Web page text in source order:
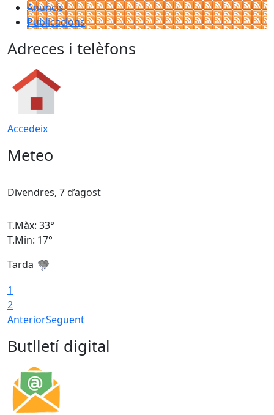
Anuncis
Publicacions
Adreces i telèfons
Accedeix
Meteo
Divendres, 7 d’agost
T.Màx: 33°
T.Min: 17°
Tarda
1
2
AnteriorSegüent
Butlletí digital